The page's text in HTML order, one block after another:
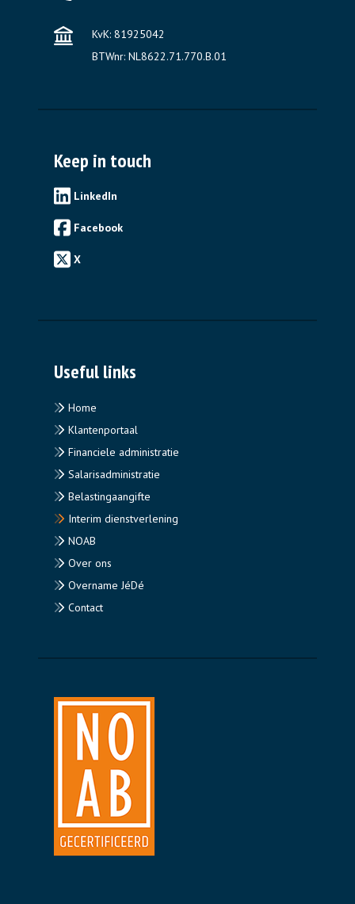
KvK: 81925042
BTWnr: NL8622.71.770.B.01
Keep in touch
LinkedIn
Facebook
X
Useful links
Home
Klantenportaal
Financiele administratie
Salarisadministratie
Belastingaangifte
Interim dienstverlening
NOAB
Over ons
Overname JéDé
Contact